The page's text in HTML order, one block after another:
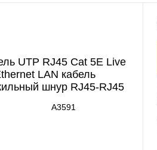
UTP RJ45 Cat 5E Live
LAN кабель
шнур RJ45-RJ45
A3591